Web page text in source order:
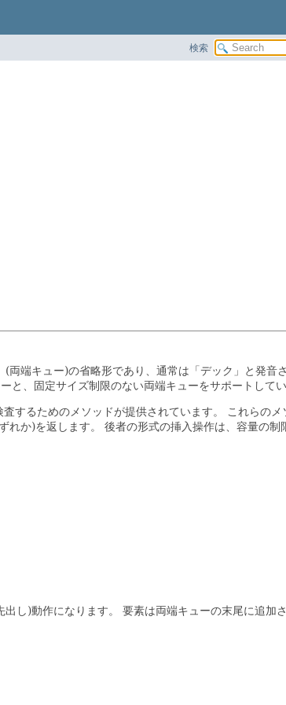
検索
端キュー)の省略形であり、通常は「デック」と発音さ
、固定サイズ制限のない両端キューをサポートしてい
するためのメソッドが提供されています。
これらの
れか)を返します。 後者の形式の挿入操作は、容量の制
し)動作になります。
要素は両端キューの末尾に追加